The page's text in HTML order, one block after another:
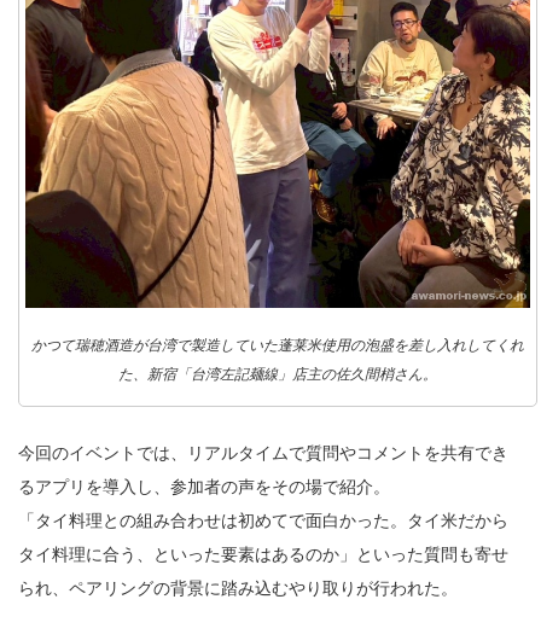
かつて瑞穂酒造が台湾で製造していた蓬莱米使用の泡盛を差し入れしてくれ
た、新宿「台湾左記麺線」店主の佐久間梢さん。
今回のイベントでは、リアルタイムで質問やコメントを共有でき
るアプリを導入し、参加者の声をその場で紹介。
「タイ料理との組み合わせは初めてで面白かった。タイ米だから
タイ料理に合う、といった要素はあるのか」といった質問も寄せ
られ、ペアリングの背景に踏み込むやり取りが行われた。